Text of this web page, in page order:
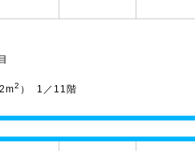
2 ） 1／11階